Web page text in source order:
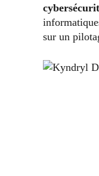
sur un